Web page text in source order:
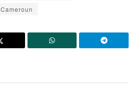
Cameroun